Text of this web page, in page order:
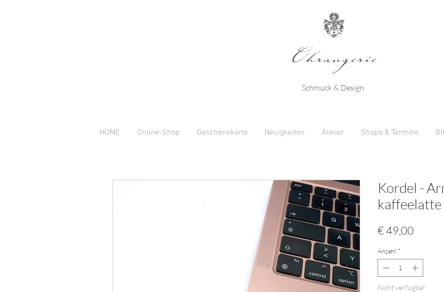
Schmuck & Design
Ohrangerie
Kordel -
kaffeelatte
€ 49,00
Anzahl *
Nicht verfügbar
HOME Online-Shop Geschenkkarte Neuigkeiten Atelier Shops & Termine